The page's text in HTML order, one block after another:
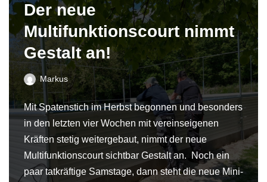
Der neue
Multifunktionscourt nimmt
Gestalt an!
Markus
Mit Spatenstich im Herbst begonnen und besonders
in den letzten vier Wochen mit vereinseigenen
Kräften stetig weitergebaut, nimmt der neue
Multifunktionscourt sichtbar Gestalt an. Noch ein
paar tatkräftige Samstage, dann steht die neue Mini-